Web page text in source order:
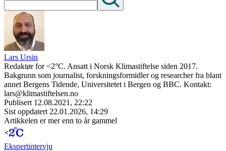
Lars Ursin
Redaktør for <2°C. Ansatt i Norsk Klimastiftelse siden 2017.
Bakgrunn som journalist, forskningsformidler og researcher fra blant
annet Bergens Tidende, Universitetet i Bergen og BBC. Kontakt:
lars@klimastiftelsen.no
Publisert 12.08.2021, 22:22
Sist oppdatert 22.01.2026, 14:29
Artikkelen er mer enn to år gammel
Ekspert­intervju